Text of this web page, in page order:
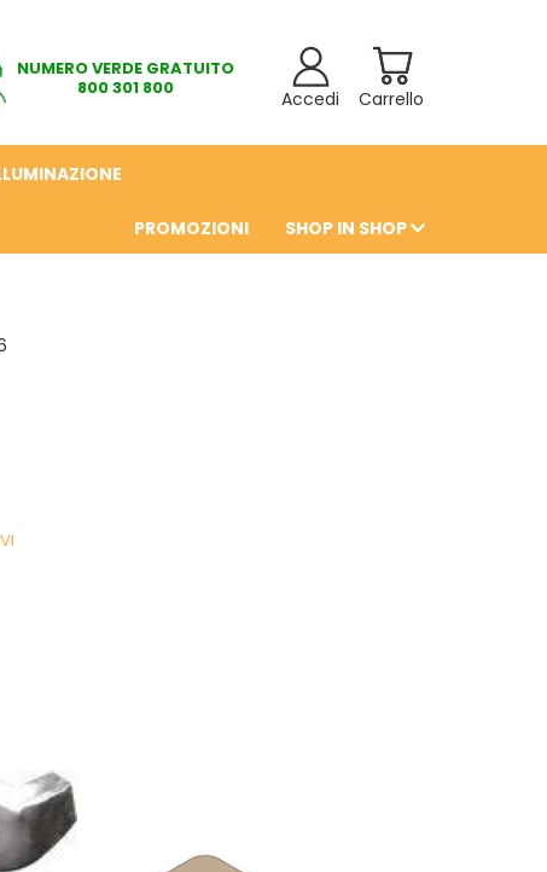
NUMERO VERDE GRATUITO
800 301 800
Carrello
Accedi
PROMOZIONI SHOP IN SHOP